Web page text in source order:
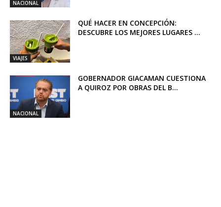
NACIONAL
VIAJES
QUÉ HACER EN CONCEPCIÓN:
DESCUBRE LOS MEJORES LUGARES ...
NACIONAL
GOBERNADOR GIACAMAN CUESTIONA
A QUIROZ POR OBRAS DEL B...